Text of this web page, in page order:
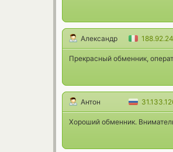
Александр
Прекрасный обменник,
Антон
Хороший обменник.